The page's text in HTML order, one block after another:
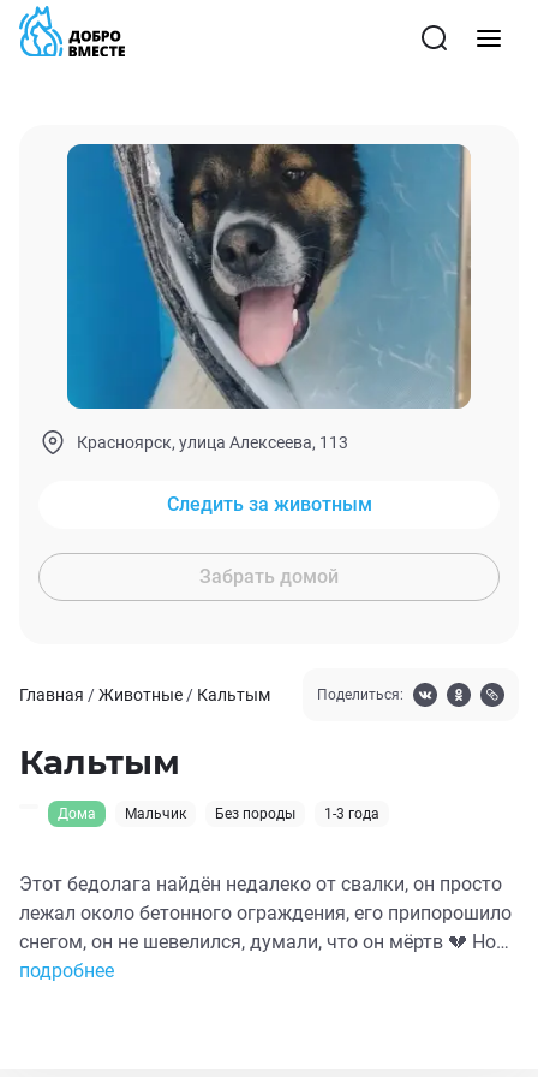
Красноярск, улица Алексеева, 113
Следить за животным
Забрать домой
Главная /Животные / Кальтым Поделиться:
Кальтым
Дома Мальчик Без породы 1-3 года
Этот бедолага найдён недалеко от свалки, он просто
лежал около бетонного ограждения, его припорошило
снегом, он не шевелился, думали, что он мёртв 💔 Но
тающий под его телом снег с подтёками крови говорил
подробнее